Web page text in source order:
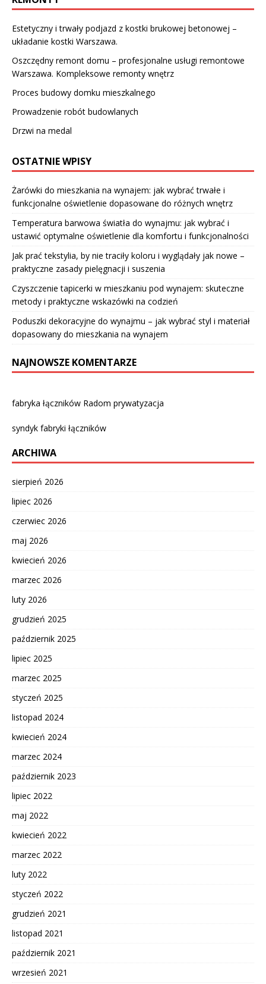
Estetyczny i trwały podjazd z kostki brukowej betonowej –
układanie kostki Warszawa.
Oszczędny remont domu – profesjonalne usługi remontowe
Warszawa. Kompleksowe remonty wnętrz
Proces budowy domku mieszkalnego
Prowadzenie robót budowlanych
Drzwi na medal
OSTATNIE WPISY
Żarówki do mieszkania na wynajem: jak wybrać trwałe i
funkcjonalne oświetlenie dopasowane do różnych wnętrz
Temperatura barwowa światła do wynajmu: jak wybrać i
ustawić optymalne oświetlenie dla komfortu i funkcjonalności
Jak prać tekstylia, by nie traciły koloru i wyglądały jak nowe –
praktyczne zasady pielęgnacji i suszenia
Czyszczenie tapicerki w mieszkaniu pod wynajem: skuteczne
metody i praktyczne wskazówki na codzień
Poduszki dekoracyjne do wynajmu – jak wybrać styl i materiał
dopasowany do mieszkania na wynajem
NAJNOWSZE KOMENTARZE
fabryka łączników Radom prywatyzacja
syndyk fabryki łączników
ARCHIWA
sierpień 2026
lipiec 2026
czerwiec 2026
maj 2026
kwiecień 2026
marzec 2026
luty 2026
grudzień 2025
październik 2025
lipiec 2025
marzec 2025
styczeń 2025
listopad 2024
kwiecień 2024
marzec 2024
październik 2023
lipiec 2022
maj 2022
kwiecień 2022
marzec 2022
luty 2022
styczeń 2022
grudzień 2021
listopad 2021
październik 2021
wrzesień 2021